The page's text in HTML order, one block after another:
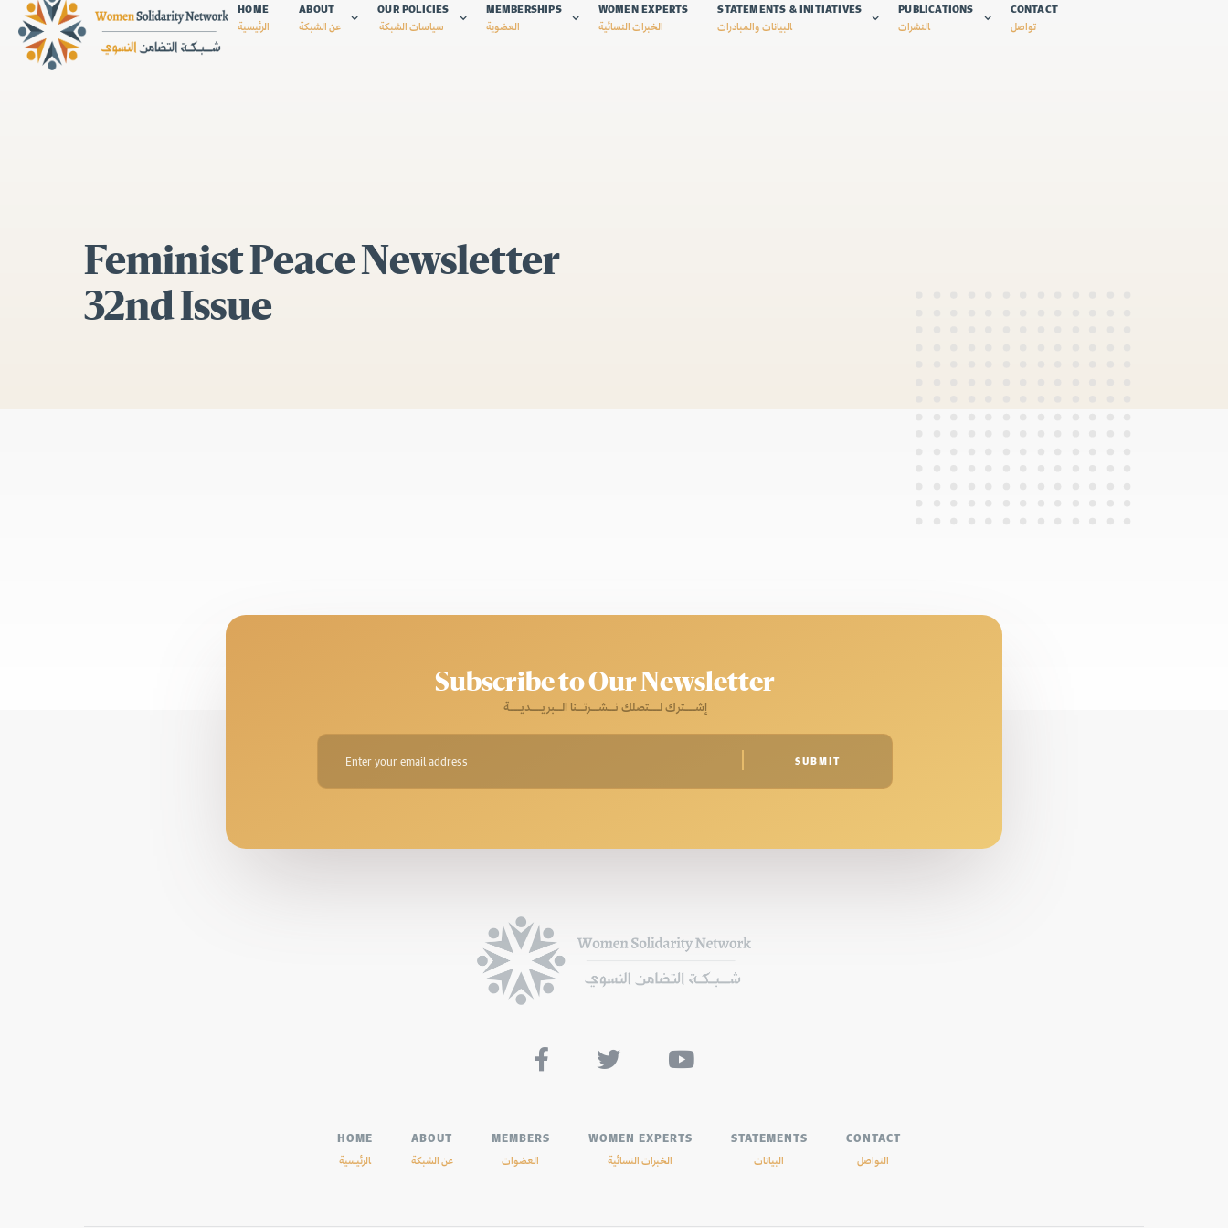
HOME
الرئيسية
ABOUT
عن الشبكة
OUR POLICIES
سياسات الشبكة
MEMBERSHIPS
العضوية
WOMEN EXPERTS
الخبرات النسائية
STATEMENTS & INITIATIVES
البيانات والمبادرات
PUBLICATIONS
النشرات
CONTACT
تواصل
Feminist Peace Newsletter
32nd Issue
Subscribe to Our Newsletter
إشـــترك لـــتصلك نــشــرتــنا الــبريـــديـــة
  
HOME
الرئيسية
ABOUT
عن الشبكة
MEMBERS
العضوات
WOMEN EXPERTS
الخبرات النسائية
STATEMENTS
البيانات
CONTACT
التواصل